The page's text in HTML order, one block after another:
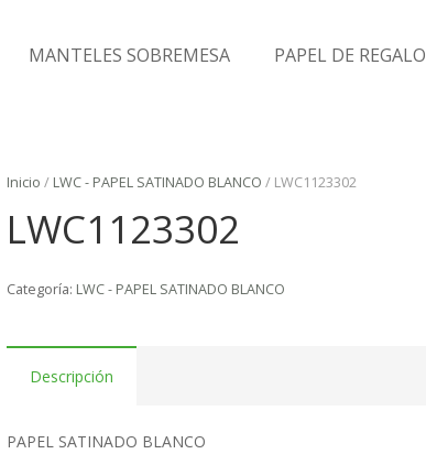
MANTELES SOBREMESA PAPEL DE REGALO
Inicio / LWC - PAPEL SATINADO BLANCO / LWC1123302
LWC1123302
Categoría: LWC - PAPEL SATINADO BLANCO
Descripción
PAPEL SATINADO BLANCO